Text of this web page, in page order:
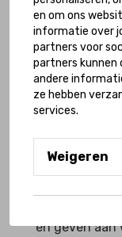
en om ons
informatie over
partners voor
partners kunnen
andere
ze hebben
services.
Weigeren
Bij sportclubs:
en ideeën om
kinderen met
Meedenken
Kinderraad
te zorgen dat
kunnen gaan.
en geven